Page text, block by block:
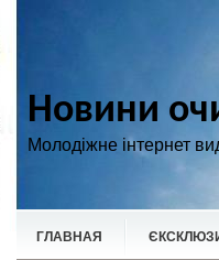
Новини
Молодіжне інтернет
ГЛАВНАЯ